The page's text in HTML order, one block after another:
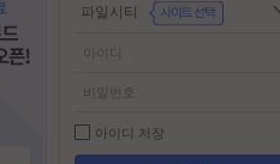
로
만달로리안 #외계인
동궁
다를입는다
디스클로저
#소지섭
파일시티
아이디 저장